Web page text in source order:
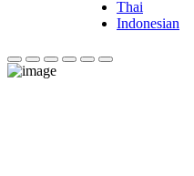
Thai
Indonesian